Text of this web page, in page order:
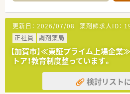
更新日： 2026/07/08 薬剤師求人ID：
正社員
調剤薬局
【加賀市】≪東証プライム上場企
トア！教育制度整っています。
検討リスト